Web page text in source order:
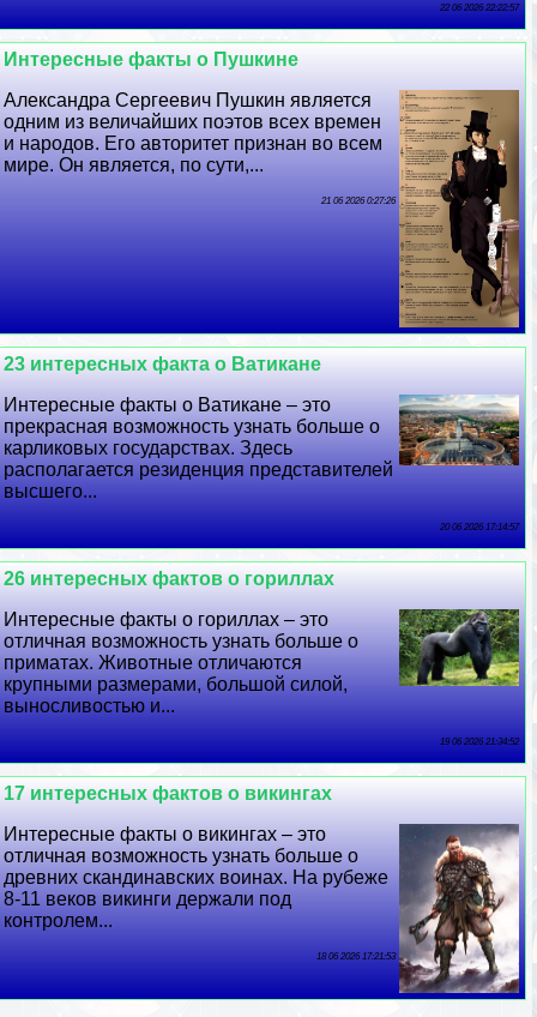
22 06 2026 22:22:57
Интересные факты о Пушкине
Александра Сергеевич Пушкин является
одним из величайших поэтов всех времен
и народов. Его авторитет признан во всем
мире. Он является, по сути,...
21 06 2026 0:27:26
23 интересных факта о Ватикане
Интересные факты о Ватикане – это
прекрасная возможность узнать больше о
карликовых государствах. Здесь
располагается резиденция представителей
высшего...
20 06 2026 17:14:57
26 интересных фактов о гориллах
Интересные факты о гориллах – это
отличная возможность узнать больше о
приматах. Животные отличаются
крупными размерами, большой силой,
выносливостью и...
19 06 2026 21:34:52
17 интересных фактов о викингах
Интересные факты о викингах – это
отличная возможность узнать больше о
древних скандинавских воинах. На рубеже
8-11 веков викинги держали под
контролем...
18 06 2026 17:21:53